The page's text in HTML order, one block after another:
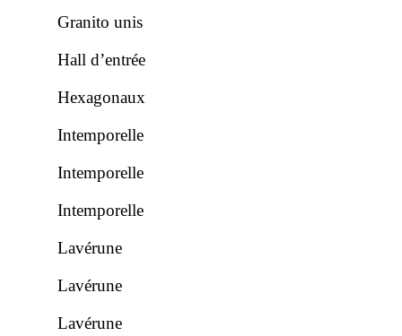
Granito unis
Hall d’entrée
Hexagonaux
Intemporelle
Intemporelle
Intemporelle
Lavérune
Lavérune
Lavérune